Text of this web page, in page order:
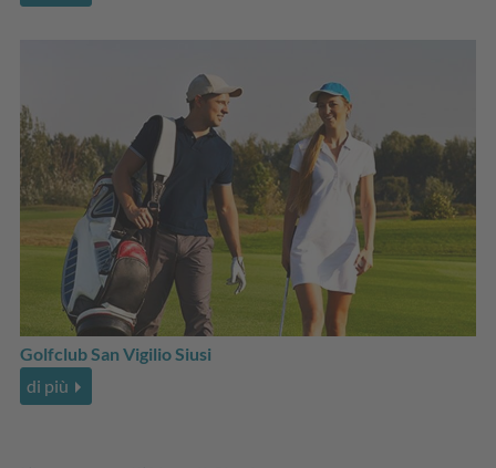
Golfclub San Vigilio Siusi
di più